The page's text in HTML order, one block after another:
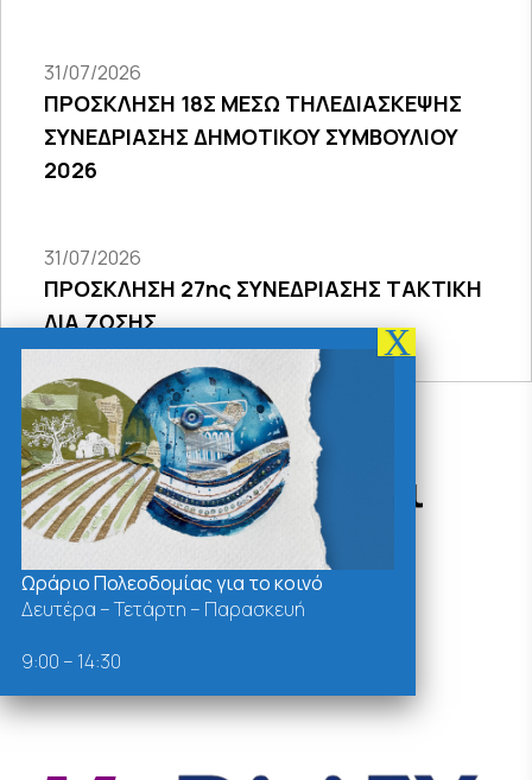
31/07/2026
ΠΡΟΣΚΛΗΣΗ 18Σ ΜΕΣΩ ΤΗΛΕΔΙΑΣΚΕΨΗΣ
ΣΥΝΕΔΡΙΑΣΗΣ ΔΗΜΟΤΙΚΟΥ ΣΥΜΒΟΥΛΙΟΥ
2026
31/07/2026
ΠΡΟΣΚΛΗΣΗ 27ης ΣΥΝΕΔΡΙΑΣΗΣ ΤΑΚΤΙΚΗ
ΔΙΑ ΖΩΣΗΣ
Δράσεις - Χρήσιμοι
Σύνδεσμοι
Ωράριο Πολεοδομίας για το κοινό
Δευτέρα – Τετάρτη – Παρασκευή
9:00 – 14:30